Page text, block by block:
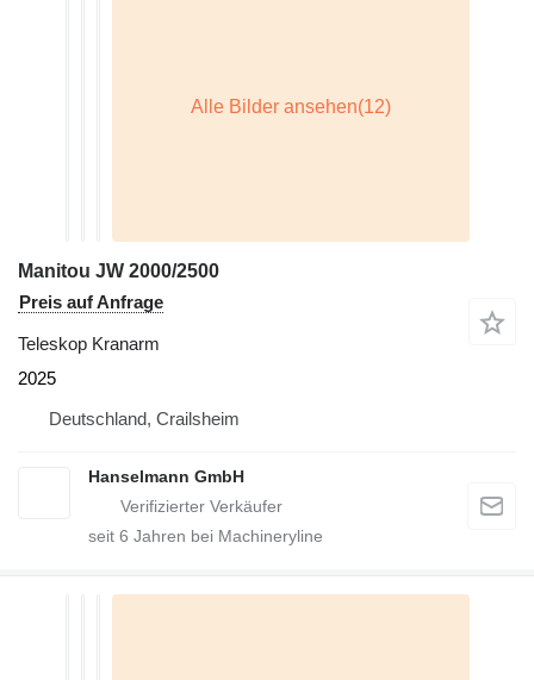
Manitou JW 2000/2500
Preis auf Anfrage
Teleskop Kranarm
2025
Deutschland, Crailsheim
Hanselmann GmbH
seit 6 Jahren bei Machineryline